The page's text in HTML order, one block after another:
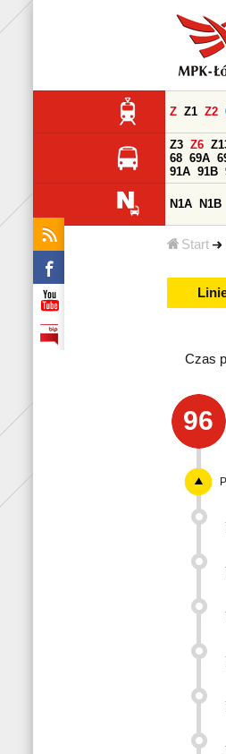
Start
Z Z1 Z2
Z3 Z6
68 69A
91A 91B
N1A N1B
Czas
96